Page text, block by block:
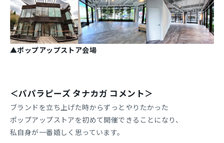
▲ポップアップストア会場
＜パパラピーズ タナカガ コメント＞
ブランドを立ち上げた時からずっとやりたかった
ポップアップストアを初めて開催できることになり、
私自身が一番嬉しく思っています。